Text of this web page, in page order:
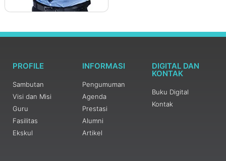
PROFILE
Sambutan
Visi dan Misi
Guru
Fasilitas
Ekskul
INFORMASI
Pengumuman
Agenda
Prestasi
Alumni
Artikel
DIGITAL DAN
KONTAK
Buku Digital
Kontak